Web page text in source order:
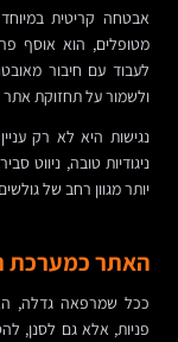
אבטחה קריטית
מטופלים, הוא אוסף
לעבוד עם חיבור
ולשמור על תחזוקת אתר
נגישות היא לא רק
ניגודיות טובה, ניווט
יותר מגוון רחב של
האתר כמערכת
ככל שמרפאה גדלה,
פניות, אלא גם לסנן,